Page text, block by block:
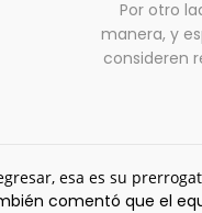
Por otro
manera, y
consideren
esa es su
comentó que el